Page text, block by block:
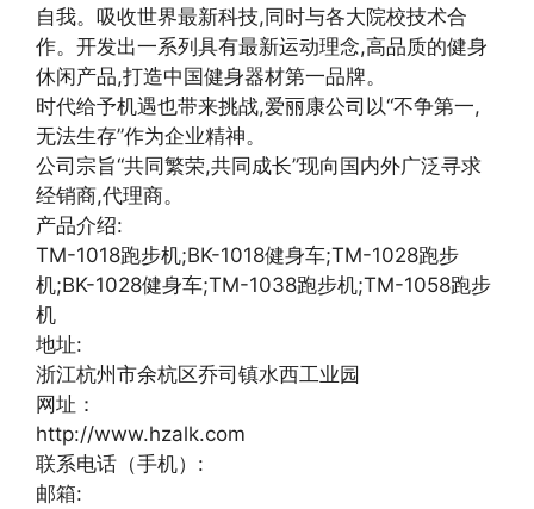
自我。吸收世界最新科技,同时与各大院校技术合
作。开发出一系列具有最新运动理念,高品质的健身
休闲产品,打造中国健身器材第一品牌。
时代给予机遇也带来挑战,爱丽康公司以“不争第一,
无法生存”作为企业精神。
公司宗旨“共同繁荣,共同成长”现向国内外广泛寻求
经销商,代理商。
产品介绍:
TM-1018跑步机;BK-1018健身车;TM-1028跑步
机;BK-1028健身车;TM-1038跑步机;TM-1058跑步
机
地址:
浙江杭州市余杭区乔司镇水西工业园
网址：
http://www.hzalk.com
联系电话（手机）:
邮箱: